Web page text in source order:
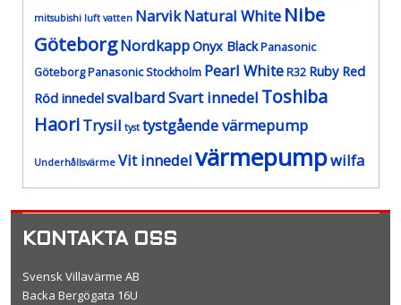
mitsubishi luft vatten NarvikNatural White Nibe
GöteborgNordkappOnyx BlackPanasonic
GöteborgPanasonic Stockholm Pearl WhiteR32 Ruby Red
Röd innedelsvalbardSvart innedel Toshiba
HaoriTrysil tyst tystgående värmepump
Underhållsvärme Vit innedelvärmepumpwilfa
KONTAKTA OSS
Svensk Villavärme AB
Backa Bergögata 16U